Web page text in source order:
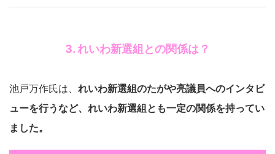
3. れいわ新選組との関係は？
池戸万作氏は、 れいわ新選組のたがや亮議員へのインタビ
ューを行うなど、れいわ新選組とも一定の関係を持ってい
ました。